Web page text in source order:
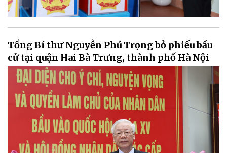
Tổng Bí thư Nguyễn Phú Trọng bỏ phiếu bầu
cử tại quận Hai Bà Trưng, thành phố Hà Nội